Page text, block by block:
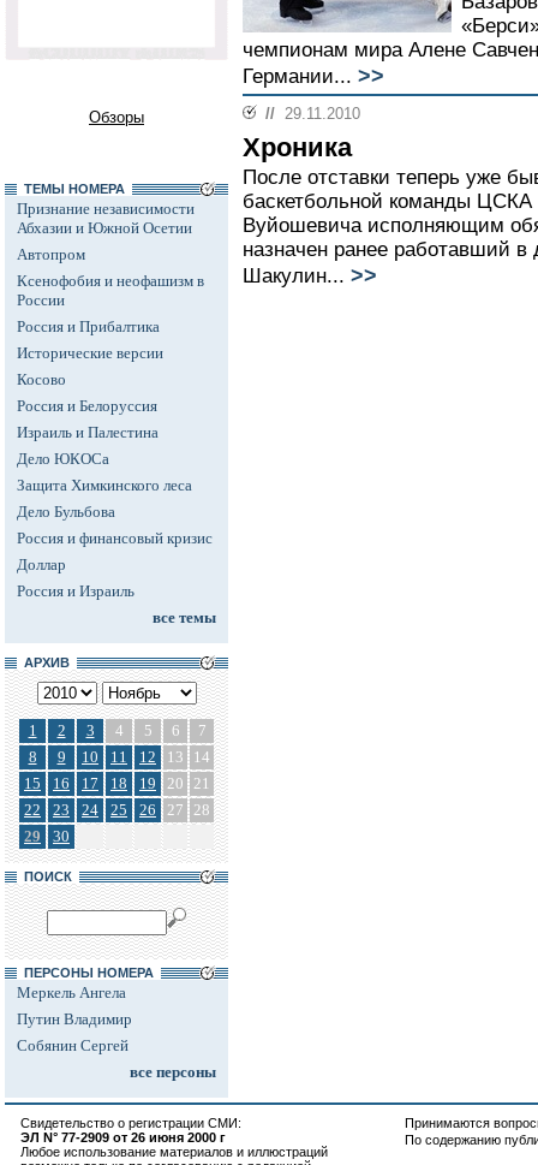
Обзоры
ТЕМЫ НОМЕРА
Признание независимости
Абхазии и Южной Осетии
Автопром
Ксенофобия и неофашизм в
России
Россия и Прибалтика
Исторические версии
Косово
Россия и Белоруссия
Израиль и Палестина
Дело ЮКОСа
Защита Химкинского леса
Дело Бульбова
Россия и финансовый кризис
Доллар
Россия и Израиль
все темы
АРХИВ
1 2 3 4 5 6
7
8
9 10 11 12 13
14
15
16 17 18 19 20 21
22
23 24 25 26 27 28
29
30
ПОИСК
ПЕРСОНЫ НОМЕРА
Меркель Ангела
Путин Владимир
Собянин Сергей
все персоны
чемпионам мира Алене
Германии... >>
// 29.11.2010
Хроника
После отставки теперь уже
баскетбольной команды ЦСКА
Вуйошевича исполняющим
назначен ранее работавший
Шакулин... >>
Свидетельство о регистрации СМИ:
ЭЛ N° 77-2909 от 26 июня 2000 г
Любое использование материалов и иллюстраций
Принимаются
По содержанию